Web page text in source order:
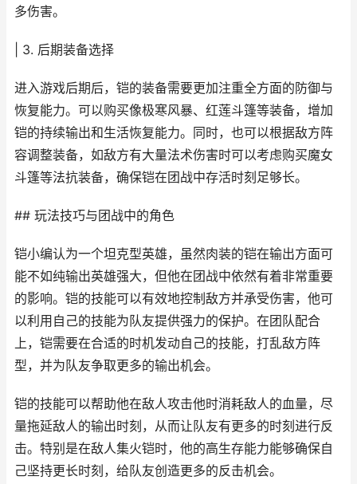
多伤害。
| 3. 后期装备选择
进入游戏后期后，铠的装备需要更加注重全方面的防御与
恢复能力。可以购买像极寒风暴、红莲斗篷等装备，增加
铠的持续输出和生活恢复能力。同时，也可以根据敌方阵
容调整装备，如敌方有大量法术伤害时可以考虑购买魔女
斗篷等法抗装备，确保铠在团战中存活时刻足够长。
## 玩法技巧与团战中的角色
铠小编认为一个坦克型英雄，虽然肉装的铠在输出方面可
能不如纯输出英雄强大，但他在团战中依然有着非常重要
的影响。铠的技能可以有效地控制敌方并承受伤害，他可
以利用自己的技能为队友提供强力的保护。在团队配合
上，铠需要在合适的时机发动自己的技能，打乱敌方阵
型，并为队友争取更多的输出机会。
铠的技能可以帮助他在敌人攻击他时消耗敌人的血量，尽
量拖延敌人的输出时刻，从而让队友有更多的时刻进行反
击。特别是在敌人集火铠时，他的高生存能力能够确保自
己坚持更长时刻，给队友创造更多的反击机会。